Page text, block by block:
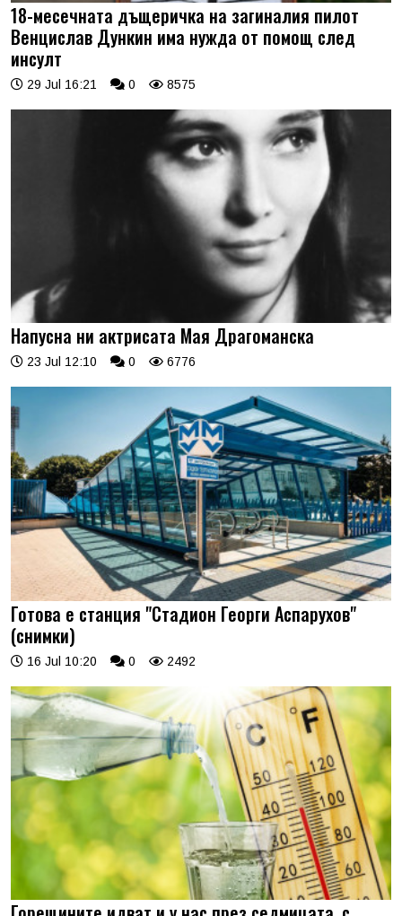
18-месечната дъщеричка на загиналия пилот
Венцислав Дункин има нужда от помощ след
инсулт
29 Jul 16:21 0 8575
Напусна ни актрисата Мая Драгоманска
23 Jul 12:10 0 6776
Готова е станция "Стадион Георги Аспарухов"
(снимки)
16 Jul 10:20 0 2492